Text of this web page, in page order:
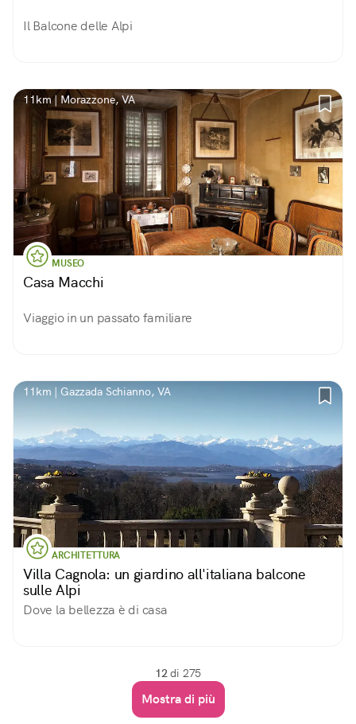
Il Balcone delle Alpi
11km | Morazzone, VA
MUSEO
Casa Macchi
Viaggio in un passato familiare
11km | Gazzada Schianno, VA
ARCHITETTURA
Villa Cagnola: un giardino all'italiana balcone
sulle Alpi
Dove la bellezza è di casa
12di 275
Mostra di più